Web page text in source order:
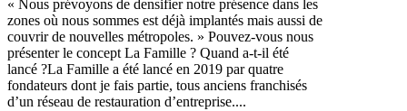
« Nous prévoyons de densifier notre présence dans les
zones où nous sommes est déjà implantés mais aussi de
couvrir de nouvelles métropoles. » Pouvez-vous nous
présenter le concept La Famille ? Quand a-t-il été
lancé ?La Famille a été lancé en 2019 par quatre
fondateurs dont je fais partie, tous anciens franchisés
d’un réseau de restauration d’entreprise....